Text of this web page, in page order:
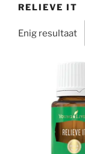
RELIEVE IT
Enig resultaat